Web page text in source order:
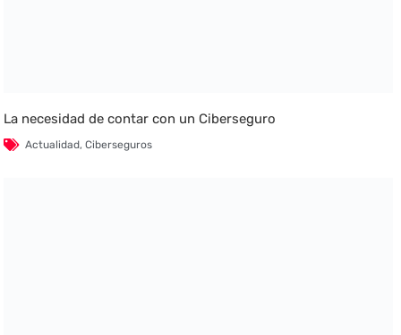
La necesidad de contar con un Ciberseguro
Actualidad,Ciberseguros